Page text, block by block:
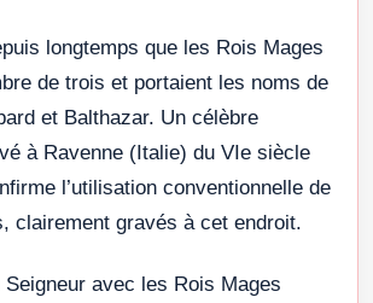
longtemps que les Rois Mages
de trois et portaient les noms de
et Balthazar. Un célèbre
à Ravenne (Italie) du VIe siècle
l’utilisation conventionnelle de
clairement gravés à cet endroit.
Seigneur avec les Rois Mages